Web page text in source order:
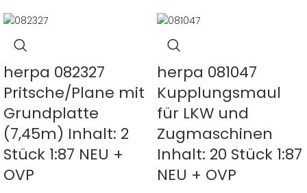
herpa 082327
Pritsche/Plane mit
Grundplatte
(7,45m) Inhalt: 2
Stück 1:87 NEU +
OVP
herpa 081047
Kupplungsmaul
für LKW und
Zugmaschinen
Inhalt: 20 Stück 1:87
NEU + OVP